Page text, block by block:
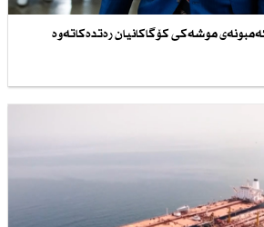
موشەكی كۆگاكانیان رەتدەكاتەوە